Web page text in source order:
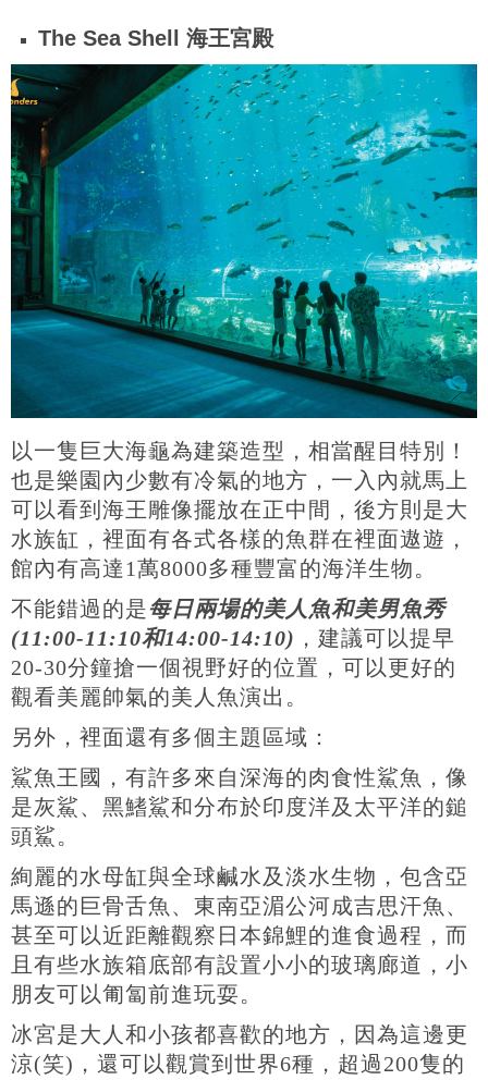
The Sea Shell 海王宮殿
以一隻巨大海龜為建築造型，相當醒目特別！
也是樂園內少數有冷氣的地方，一入內就馬上
可以看到海王雕像擺放在正中間，後方則是大
水族缸，裡面有各式各樣的魚群在裡面遨遊，
館內有高達1萬8000多種豐富的海洋生物。
不能錯過的是每日兩場的美人魚和美男魚秀
(11:00-11:10和14:00-14:10) ，建議可以提早
20-30分鐘搶一個視野好的位置，可以更好的
觀看美麗帥氣的美人魚演出。
另外，裡面還有多個主題區域：
鯊魚王國，有許多來自深海的肉食性鯊魚，像
是灰鯊、黑鰭鯊和分布於印度洋及太平洋的鎚
頭鯊。
絢麗的水母缸與全球鹹水及淡水生物，包含亞
馬遜的巨骨舌魚、東南亞湄公河成吉思汗魚、
甚至可以近距離觀察日本錦鯉的進食過程，而
且有些水族箱底部有設置小小的玻璃廊道，小
朋友可以匍匐前進玩耍。
冰宮是大人和小孩都喜歡的地方，因為這邊更
涼(笑)，還可以觀賞到世界6種，超過200隻的